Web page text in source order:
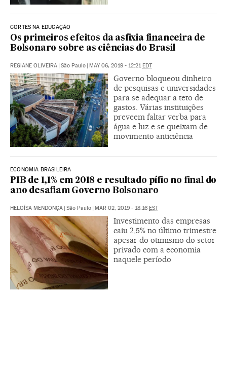
CORTES NA EDUCAÇÃO
Os primeiros efeitos da asfixia financeira de
Bolsonaro sobre as ciências do Brasil
REGIANE OLIVEIRA | São Paulo | MAY 06, 2019 - 12:21EDT
Governo bloqueou dinheiro
de pesquisas e universidades
para se adequar a teto de
gastos. Várias instituições
preveem faltar verba para
água e luz e se queixam de
movimento anticiência
ECONOMIA BRASILEIRA
PIB de 1,1% em 2018 e resultado pífio no final do
ano desafiam Governo Bolsonaro
HELOÍSA MENDONÇA | São Paulo | MAR 02, 2019 - 18:16 EST
Investimento das empresas
caiu 2,5% no último trimestre
apesar do otimismo do setor
privado com a economia
naquele período